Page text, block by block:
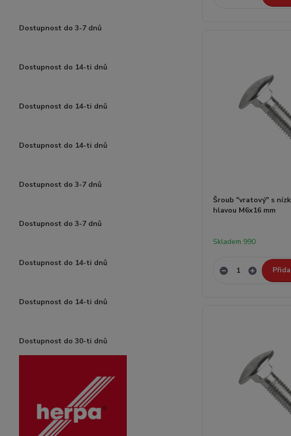
Dostupnost do 3-7 dnů
Dostupnost do 14-ti dnů
Dostupnost do 14-ti dnů
Dostupnost do 14-ti dnů
Dostupnost do 3-7 dnů
Dostupnost do 3-7 dnů
Dostupnost do 14-ti dnů
Dostupnost do 14-ti dnů
Dostupnost do 30-ti dnů
Šroub "vratový" s
hlavou M6x16 mm
Skladem 990